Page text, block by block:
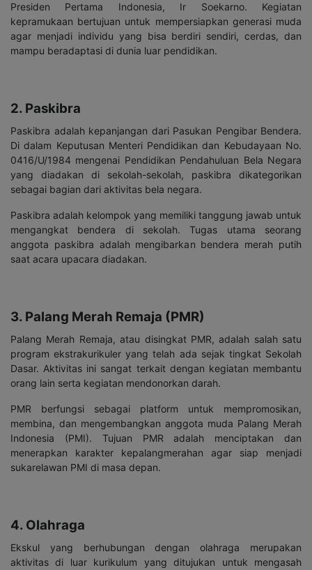
Presiden Pertama Indonesia, Ir Soekarno. Kegiatan
kepramukaan bertujuan untuk mempersiapkan generasi muda
agar menjadi individu yang bisa berdiri sendiri, cerdas, dan
mampu beradaptasi di dunia luar pendidikan.
2. Paskibra
Paskibra adalah kepanjangan dari Pasukan Pengibar Bendera.
Di dalam Keputusan Menteri Pendidikan dan Kebudayaan No.
0416/U/1984 mengenai Pendidikan Pendahuluan Bela Negara
yang diadakan di sekolah-sekolah, paskibra dikategorikan
sebagai bagian dari aktivitas bela negara.
Paskibra adalah kelompok yang memiliki tanggung jawab untuk
mengangkat bendera di sekolah. Tugas utama seorang
anggota paskibra adalah mengibarkan bendera merah putih
saat acara upacara diadakan.
3. Palang Merah Remaja (PMR)
Palang Merah Remaja, atau disingkat PMR, adalah salah satu
program ekstrakurikuler yang telah ada sejak tingkat Sekolah
Dasar. Aktivitas ini sangat terkait dengan kegiatan membantu
orang lain serta kegiatan mendonorkan darah.
PMR berfungsi sebagai platform untuk mempromosikan,
membina, dan mengembangkan anggota muda Palang Merah
Indonesia (PMI). Tujuan PMR adalah menciptakan dan
menerapkan karakter kepalangmerahan agar siap menjadi
sukarelawan PMI di masa depan.
4. Olahraga
Ekskul yang berhubungan dengan olahraga merupakan
aktivitas di luar kurikulum yang ditujukan untuk mengasah